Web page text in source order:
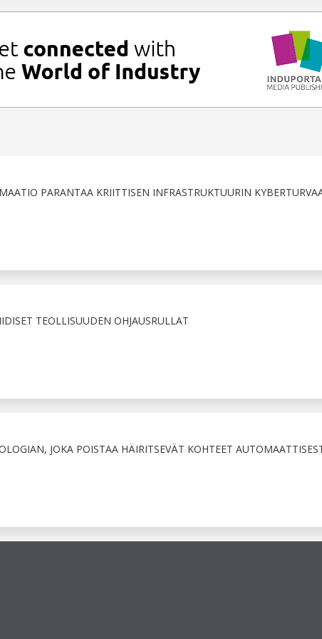
PARANTAA KRIITTISEN INFRASTRUKTUURIN
TEOLLISUUDEN OHJAUSRULLAT
JOKA POISTAA HÄIRITSEVÄT KOHTEET